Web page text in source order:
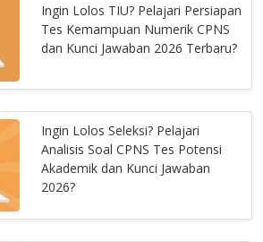
Ingin Lolos TIU? Pelajari Persiapan
Tes Kemampuan Numerik CPNS
dan Kunci Jawaban 2026 Terbaru?
Ingin Lolos Seleksi? Pelajari
Analisis Soal CPNS Tes Potensi
Akademik dan Kunci Jawaban
2026?